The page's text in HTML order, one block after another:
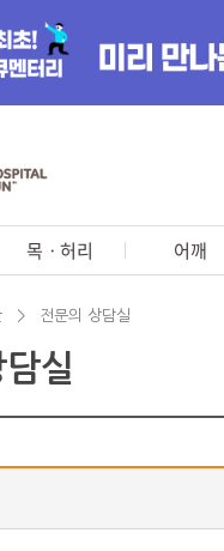
목ㆍ허리 어깨
> 전문의 상담실
실